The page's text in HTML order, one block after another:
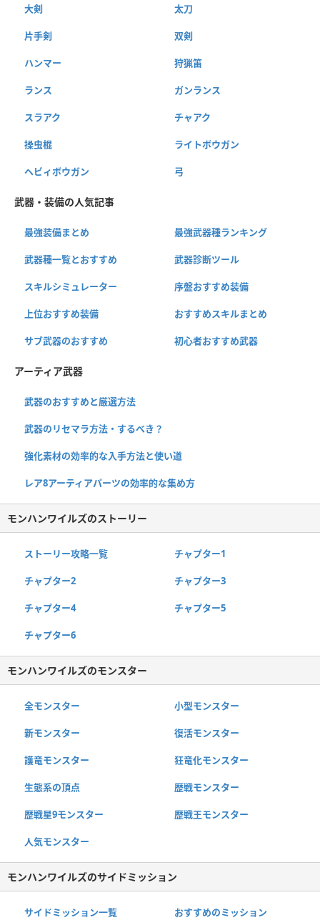
大剣 太刀
片手剣 双剣
ハンマー 狩猟笛
ランス ガンランス
スラアク チャアク
操虫棍 ライトボウガン
ヘビィボウガン 弓
武器・装備の人気記事
最強装備まとめ 最強武器種ランキング
武器種一覧とおすすめ 武器診断ツール
スキルシミュレーター 序盤おすすめ装備
上位おすすめ装備 おすすめスキルまとめ
サブ武器のおすすめ 初心者おすすめ武器
アーティア武器
武器のおすすめと厳選方法
武器のリセマラ方法・するべき？
強化素材の効率的な入手方法と使い道
レア8アーティアパーツの効率的な集め方
モンハンワイルズのストーリー
ストーリー攻略一覧 チャプター1
チャプター2 チャプター3
チャプター4 チャプター5
チャプター6
モンハンワイルズのモンスター
全モンスター 小型モンスター
新モンスター 復活モンスター
護竜モンスター 狂竜化モンスター
生態系の頂点 歴戦モンスター
歴戦星9モンスター 歴戦王モンスター
人気モンスター
モンハンワイルズのサイドミッション
サイドミッション一覧 おすすめのミッション